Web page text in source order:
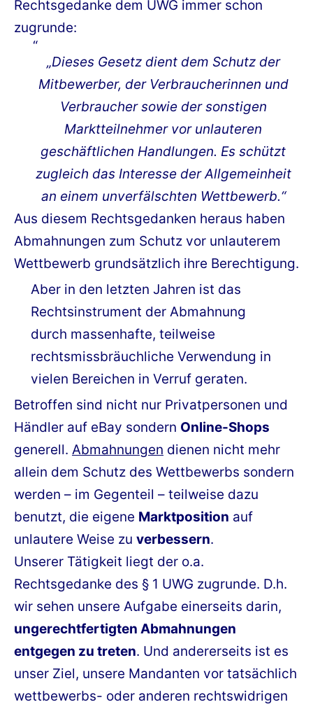
Rechtsgedanke dem UWG immer schon
zugrunde:
„Dieses Gesetz dient dem Schutz der
Mitbewerber, der Verbraucherinnen und
Verbraucher sowie der sonstigen
Marktteilnehmer vor unlauteren
geschäftlichen Handlungen. Es schützt
zugleich das Interesse der Allgemeinheit
an einem unverfälschten Wettbewerb.“
Aus diesem Rechtsgedanken heraus haben
Abmahnungen zum Schutz vor unlauterem
Wettbewerb grundsätzlich ihre Berechtigung.
Aber in den letzten Jahren ist das
Rechtsinstrument der Abmahnung
durch massenhafte, teilweise
rechtsmissbräuchliche Verwendung in
vielen Bereichen in Verruf geraten.
Betroffen sind nicht nur Privatpersonen und
Händler auf eBay sondern Online-Shops
generell. Abmahnungen dienen nicht mehr
allein dem Schutz des Wettbewerbs sondern
werden – im Gegenteil – teilweise dazu
benutzt, die eigene Marktposition auf
unlautere Weise zu verbessern.
Unserer Tätigkeit liegt der o.a.
Rechtsgedanke des § 1 UWG zugrunde. D.h.
wir sehen unsere Aufgabe einerseits darin,
ungerechtfertigten Abmahnungen
entgegen zu treten. Und andererseits ist es
unser Ziel, unsere Mandanten vor tatsächlich
wettbewerbs- oder anderen rechtswidrigen